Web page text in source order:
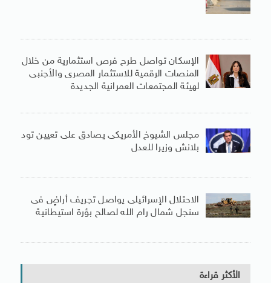
الإسكان تواصل طرح فرص استثمارية من خلال
المنصات الرقمية للاستثمار المصرى والأجنبى
لهيئة المجتمعات العمرانية الجديدة
مجلس الشيوخ الأمريكى يصادق على تعيين تود
بلانش وزيرا للعدل
الاحتلال الإسرائيلى يواصل تجريف أراضٍ فى
سنجل شمال رام الله لصالح بؤرة استيطانية
الأكثر قراءة